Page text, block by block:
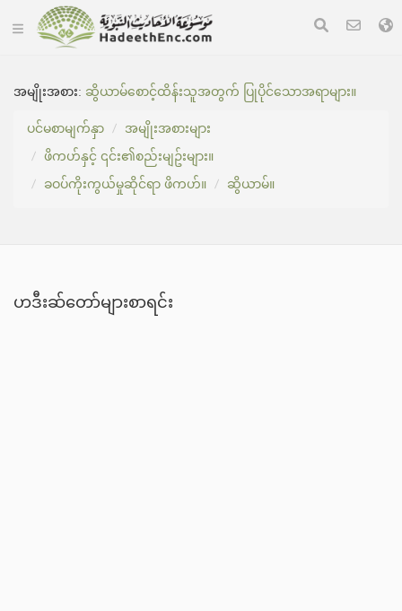
အမျိုးအစား: ဆွိယာမ်စောင့်ထိန်းသူအတွက် ပြုပိုင်သောအရာများ။
ပင်မစာမျက်နှာ
အမျိုးအစားများ
ဖိကဟ်နှင့် ၎င်း၏စည်းမျဥ်းများ။
ခဝပ်ကိုးကွယ်မှုဆိုင်ရာ ဖိကဟ်။
ဆွိယာမ်။
ဟဒီးဆ်တော်များစာရင်း